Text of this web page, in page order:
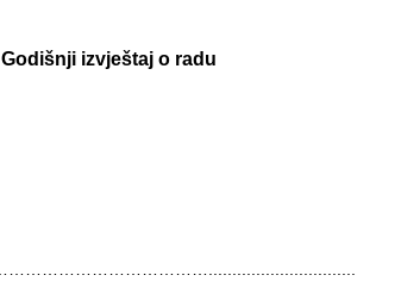
Godišnji izvještaj o radu